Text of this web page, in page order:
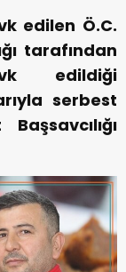
edilen Ö.C.
tarafından
edildiği
serbest